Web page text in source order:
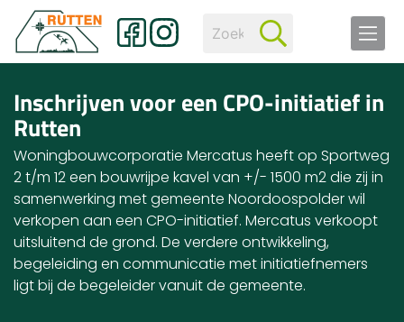
Inschrijven voor een CPO-initiatief in
Rutten
Woningbouwcorporatie Mercatus heeft op Sportweg
2 t/m 12 een bouwrijpe kavel van +/- 1500 m2 die zij in
samenwerking met gemeente Noordoospolder wil
verkopen aan een CPO-initiatief. Mercatus verkoopt
uitsluitend de grond. De verdere ontwikkeling,
begeleiding en communicatie met initiatiefnemers
ligt bij de begeleider vanuit de gemeente.